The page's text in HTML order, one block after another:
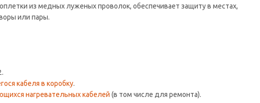
из медных луженых проволок, обеспечивает защиту в местах,
или пары.
кабеля в коробку.
нагревательных кабелей (в том числе для ремонта).